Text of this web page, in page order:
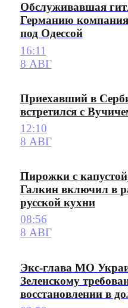
Обслуживавшая
Германию компания
под Одессой
16:11
8 АВГ
Приехавший в
встретился с
12:10
8 АВГ
Пирожки с
Галкин включил в
русской кухни
08:56
8 АВГ
Экс-глава МО
Зеленскому
восстановлении в